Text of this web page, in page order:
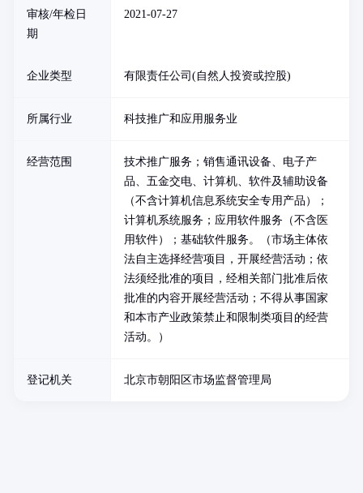
审核/年检日
期
2021-07-27
企业类型 有限责任公司(自然人投资或控股)
所属行业 科技推广和应用服务业
经营范围
技术推广服务；销售通讯设备、电子产
品、五金交电、计算机、软件及辅助设备
（不含计算机信息系统安全专用产品）；
计算机系统服务；应用软件服务（不含医
用软件）；基础软件服务。（市场主体依
法自主选择经营项目，开展经营活动；依
法须经批准的项目，经相关部门批准后依
批准的内容开展经营活动；不得从事国家
和本市产业政策禁止和限制类项目的经营
活动。）
登记机关 北京市朝阳区市场监督管理局